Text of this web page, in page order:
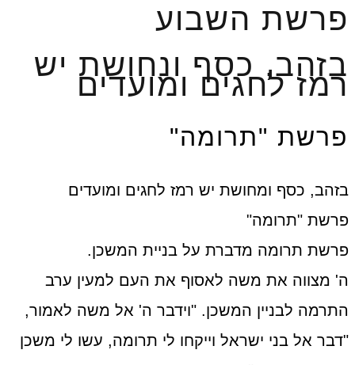
פרשת השבוע
בזהב, כסף ונחושת יש
רמז לחגים ומועדים
פרשת "תרומה"
בזהב, כסף ומחושת יש רמז לחגים ומועדים
פרשת "תרומה"
פרשת תרומה מדברת על בניית המשכן.
ה' מצווה את משה לאסוף את העם למעין ערב
התרמה לבניין המשכן. "וידבר ה' אל משה לאמור,
"דבר אל בני ישראל וייקחו לי תרומה, עשו לי משכן